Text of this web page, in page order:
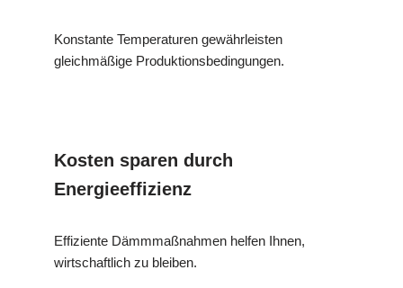
Konstante Temperaturen gewährleisten
gleichmäßige Produktionsbedingungen.
Kosten sparen durch
Energieeffizienz
Effiziente Dämmmaßnahmen helfen Ihnen,
wirtschaftlich zu bleiben.